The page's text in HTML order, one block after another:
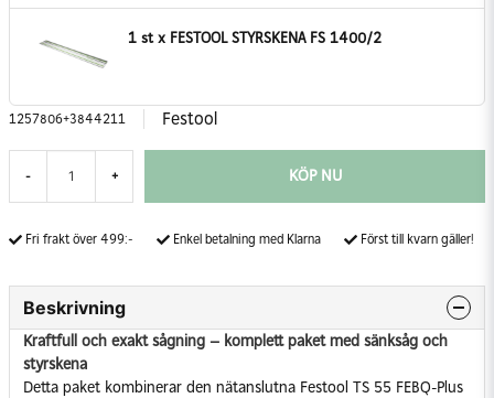
1 st x FESTOOL STYRSKENA FS 1400/2
1257806+3844211 Festool
- + KÖP NU
Fri frakt över 499:- Enkel betalning med Klarna Först till kvarn gäller!
Beskrivning
Kraftfull och exakt sågning – komplett paket med sänksåg och
styrskena
Detta paket kombinerar den nätanslutna Festool TS 55 FEBQ-Plus